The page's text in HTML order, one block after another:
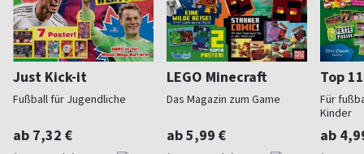
Just Kick-it
Fußball für Jugendliche
ab 7,32 €
LEGO Minecraft
Das Magazin zum Game
ab 5,99 €
Top 11
Für
Kinder
ab